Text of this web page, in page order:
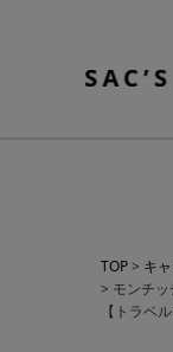
TOP キ
モンチ
【トラベ